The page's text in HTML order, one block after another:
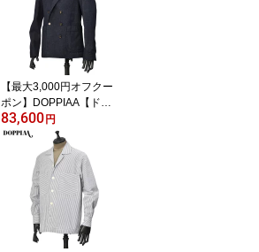
【最大3,000円オフクー
ポン】DOPPIAA【ドッ
ピアアー】ダブルジャケ
ット AANSONIAJP.5 AB
7301 26 JEANS SCURO
コットン インディゴ
83,600円